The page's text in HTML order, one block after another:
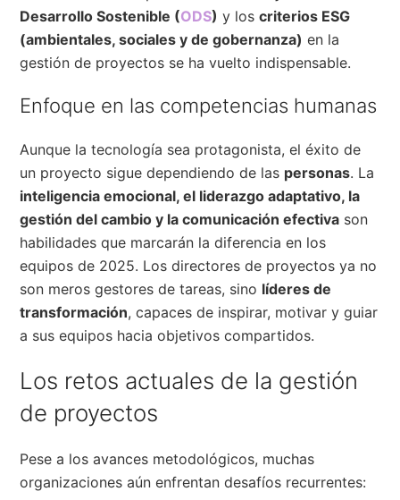
Desarrollo Sostenible (ODS) y loscriterios ESG
(ambientales, sociales y de gobernanza) en la
gestión de proyectos se ha vuelto indispensable.
Enfoque en las competencias humanas
Aunque la tecnología sea protagonista, el éxito de
un proyecto sigue dependiendo de las personas. La
inteligencia emocional, el liderazgo adaptativo, la
gestión del cambio y la comunicación efectiva son
habilidades que marcarán la diferencia en los
equipos de 2025. Los directores de proyectos ya no
son meros gestores de tareas, sino líderes de
transformación, capaces de inspirar, motivar y guiar
a sus equipos hacia objetivos compartidos.
Los retos actuales de la gestión
de proyectos
Pese a los avances metodológicos, muchas
organizaciones aún enfrentan desafíos recurrentes: